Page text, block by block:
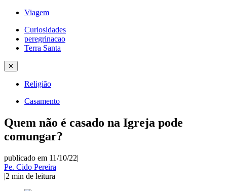
Viagem
Curiosidades
peregrinacao
Terra Santa
✕
Religião
Casamento
Quem não é casado na Igreja pode
comungar?
publicado em 11/10/22|
Pe. Cido Pereira
|2 min de leitura